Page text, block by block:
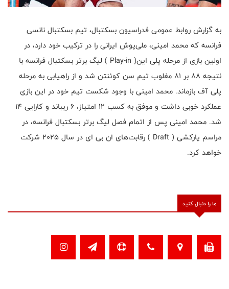
به گزارش روابط عمومی فدراسیون بسکتبال، تیم بسکتبال نانسی
فرانسه که محمد امینی، ملی‌پوش ایرانی را در ترکیب خود دارد، در
اولین بازی از مرحله پلی این( Play-in ) لیگ برتر بسکتبال فرانسه با
نتیجه ۸۸ بر ۸۱ مغلوب تیم سن کوئنتن شد و از راهیابی به مرحله
پلی آف بازماند. محمد امینی با وجود شکست تیم خود در این بازی
عملکرد خوبی داشت و موفق به کسب ۱۲ امتیاز، ۶ ریباند و کارایی ۱۴
شد. محمد امینی پس از اتمام فصل لیگ برتر بسکتبال فرانسه، در
مراسم یارکشی ( Draft ) رقابت‌های ان بی ای در سال ۲۰۲۵ شرکت
خواهد کرد.
ما را دنبال کنید